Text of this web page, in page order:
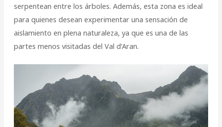
serpentean entre los árboles. Además, esta zona es ideal
para quienes desean experimentar una sensación de
aislamiento en plena naturaleza, ya que es una de las
partes menos visitadas del Val d’Aran.